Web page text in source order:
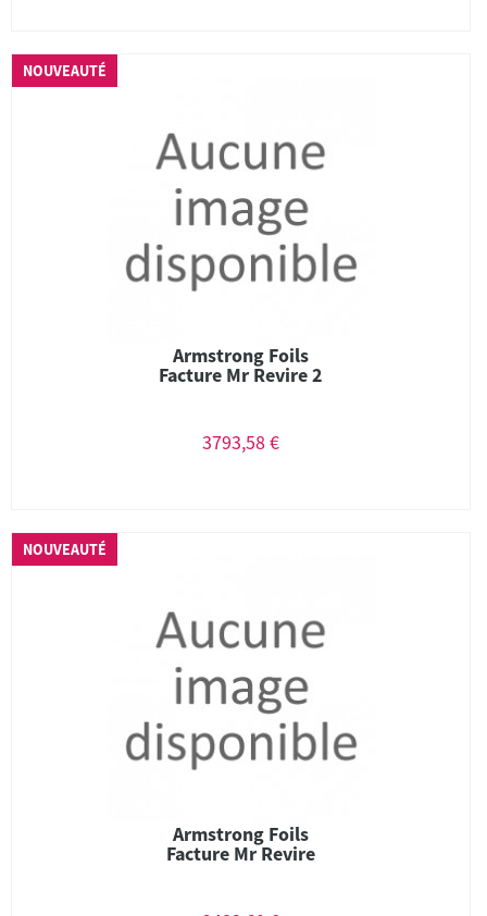
NOUVEAUTÉ
Armstrong Foils
Facture Mr Revire 2
3793,58 €
NOUVEAUTÉ
Armstrong Foils
Facture Mr Revire